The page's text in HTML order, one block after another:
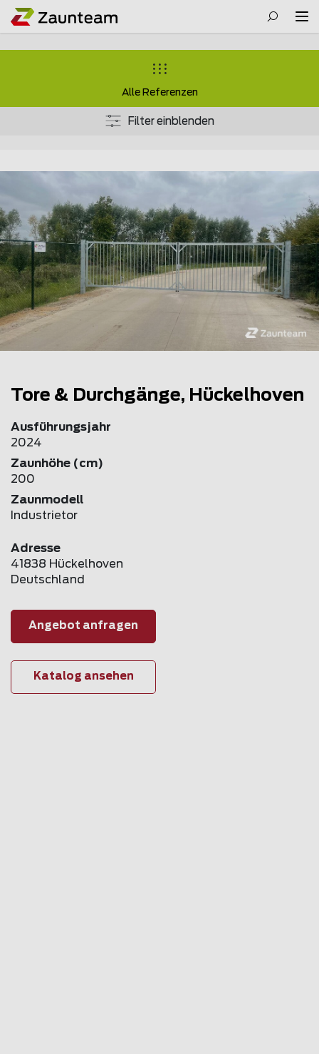
Alle Referenzen
Filter einblenden
Tore & Durchgänge, Hückelhoven
Ausführungsjahr
2024
Zaunhöhe (cm)
200
Zaunmodell
Industrietor
Adresse
41838 Hückelhoven
Deutschland
Angebot anfragen
Katalog ansehen